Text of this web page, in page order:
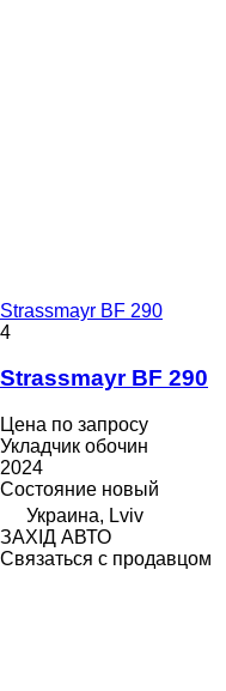
Strassmayr BF 290
4
Strassmayr BF 290
Цена по запросу
Укладчик обочин
2024
Состояние новый
Украина, Lviv
ЗАХІД АВТО
Связаться с продавцом